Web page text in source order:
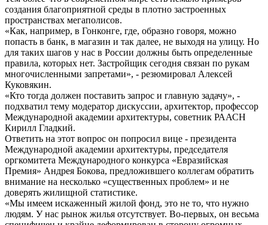
создания благоприятной среды в плотно застроенных
пространствах мегаполисов.
«Как, например, в Гонконге, где, образно говоря, можно
попасть в банк, в магазин и так далее, не выходя на улицу. Но
для таких шагов у нас в России должны быть определенные
правила, которых нет. Застройщик сегодня связан по рукам
многочисленными запретами», - резюмировал Алексей
Куковякин.
«Кто тогда должен поставить запрос и главную задачу», -
подхватил тему модератор дискуссии, архитектор, профессор
Международной академии архитектуры, советник РААСН
Кирилл Гладкий.
Ответить на этот вопрос он попросил вице - президента
Международной академии архитектуры, председателя
оргкомитета Международного конкурса «Евразийская
Премия» Андрея Бокова, предложившего коллегам обратить
внимание на несколько «существенных проблем» и не
доверять жилищной статистике.
«Мы имеем искаженный жилой фонд, это не то, что нужно
людям. У нас рынок жилья отсутствует. Во-первых, он весьма